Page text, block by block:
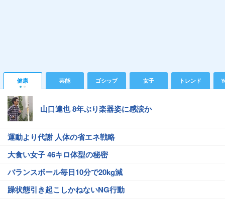
健康 芸能 ゴシップ 女子 トレンド
山口達也 8年ぶり楽器姿に感涙か
運動より代謝 人体の省エネ戦略
大食い女子 46キロ体型の秘密
バランスボール毎日10分で20kg減
躁状態引き起こしかねないNG行動